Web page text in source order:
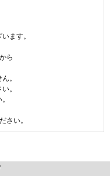
ます。
ら
。
。
さい。